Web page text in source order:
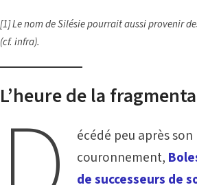
[1]Le nom de Silésie pourrait aussi provenir
(cf. infra).
L’heure de la
écédé peu après son
couronnement,
de successeurs de